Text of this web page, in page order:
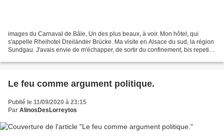
images du Carnaval de Bâle, Un des plus beaux, à voir. Mon hôtel, qui
s'appelle Rheihotel Dreiländer Brücke. Ma visite en Alsace du sud, la région
Sundgau. J'avais envie de m'échapper, de sortir du confinement, bis repetita.
Le feu comme argument politique.
Publié le 11/09/2020 à 23:15
Par AlinosDesLorreytos